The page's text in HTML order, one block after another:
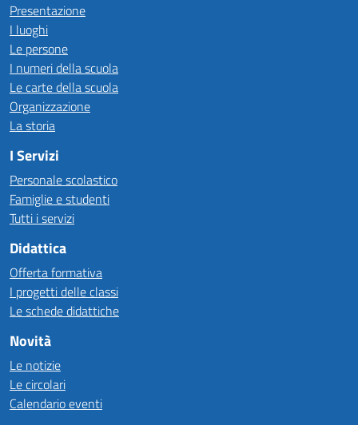
Presentazione
I luoghi
Le persone
I numeri della scuola
Le carte della scuola
Organizzazione
La storia
I Servizi
Personale scolastico
Famiglie e studenti
Tutti i servizi
Didattica
Offerta formativa
I progetti delle classi
Le schede didattiche
Novità
Le notizie
Le circolari
Calendario eventi